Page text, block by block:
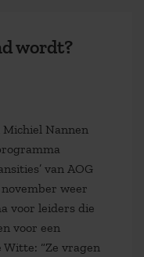
wordt?
Michiel Nannen
van AOG
weer
voor leiders die
voor een
“Ze vragen